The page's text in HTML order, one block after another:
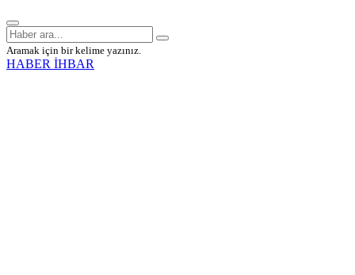
Aramak için bir kelime yazınız.
HABER İHBAR